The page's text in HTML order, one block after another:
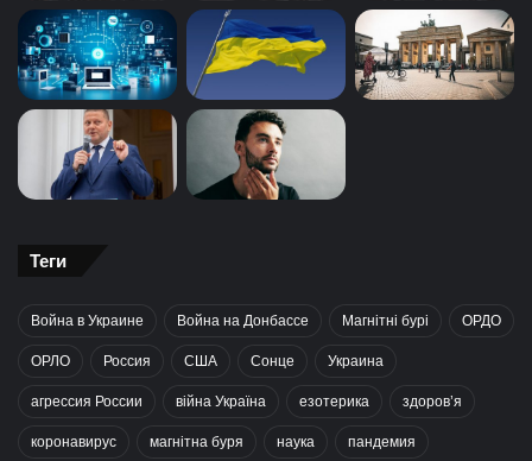
Теги
Война в Украине Война на Донбассе Магнітні бурі ОРДО
ОРЛО Россия США Сонце Украина
агрессия России війна Україна езотерика здоров’я
коронавирус магнітна буря наука пандемия